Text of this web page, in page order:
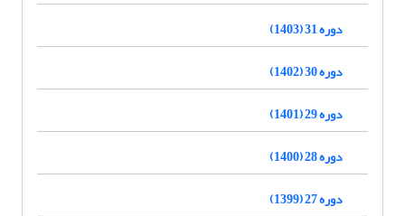
دوره 31 (1403)
دوره 30 (1402)
دوره 29 (1401)
دوره 28 (1400)
دوره 27 (1399)